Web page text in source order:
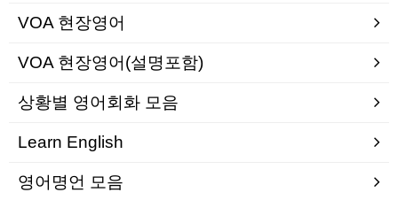
VOA 현장영어
VOA 현장영어(설명포함)
상황별 영어회화 모음
Learn English
영어명언 모음